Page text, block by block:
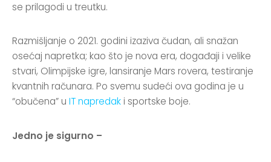
se prilagodi u treutku.
Razmišljanje o 2021. godini izaziva čudan, ali snažan
osećaj napretka; kao što je nova era, događaji i velike
stvari, Olimpijske igre, lansiranje Mars rovera, testiranje
kvantnih računara. Po svemu sudeći ova godina je u
“obučena” uIT napredak i sportske boje.
Jedno je sigurno –